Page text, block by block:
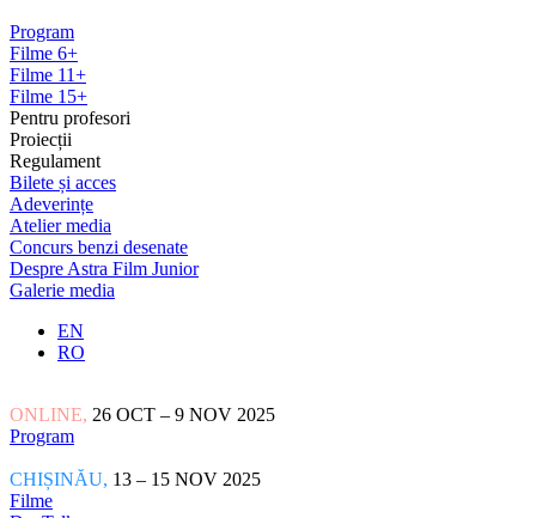
Program
Filme 6+
Filme 11+
Filme 15+
Pentru profesori
Proiecții
Regulament
Bilete și acces
Adeverințe
Atelier media
Concurs benzi desenate
Despre Astra Film Junior
Galerie media
EN
RO
ONLINE, 26 OCT – 9 NOV 2025
Program
CHIȘINĂU, 13 – 15 NOV 2025
Filme